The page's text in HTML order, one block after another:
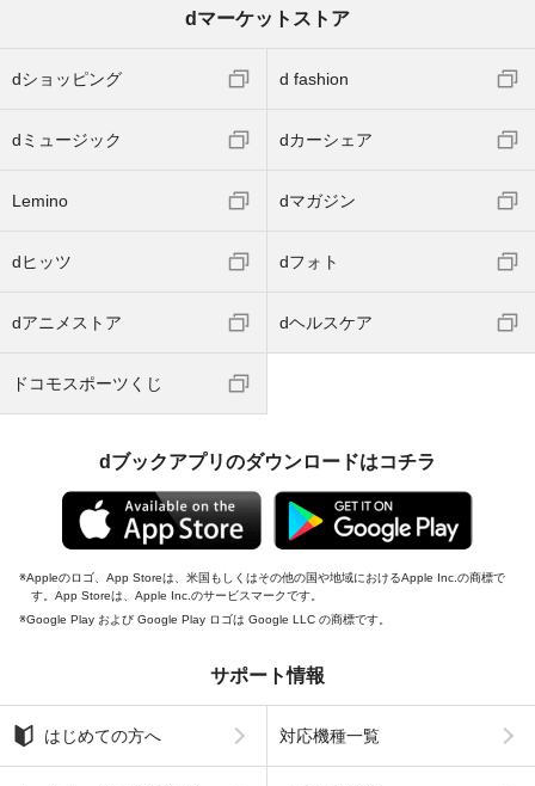
dマーケットストア
dショッピング d fashion
dミュージック dカーシェア
Lemino dマガジン
dヒッツ dフォト
dアニメストア dヘルスケア
ドコモスポーツくじ
dブックアプリのダウンロードはコチラ
Appleのロゴ、App Storeは、米国もしくはその他の国や地域におけるApple Inc.の商標で
す。App Storeは、Apple Inc.のサービスマークです。
Google Play および Google Play ロゴは Google LLC の商標です。
サポート情報
はじめての方へ 対応機種一覧